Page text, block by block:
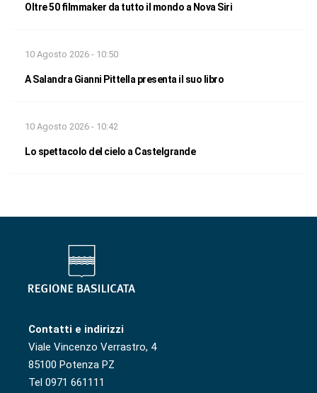
Oltre 50 filmmaker da tutto il mondo a Nova Siri
10 Agosto 2026 - 10:50
A Salandra Gianni Pittella presenta il suo libro
10 Agosto 2026 - 10:42
Lo spettacolo del cielo a Castelgrande
Contatti e indirizzi
Viale Vincenzo Verrastro, 4
85100 Potenza PZ
Tel 0971 661111